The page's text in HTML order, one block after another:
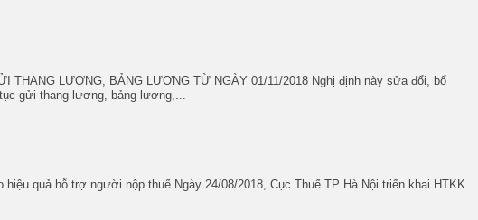
THANG LƯƠNG, BẢNG LƯƠNG TỪ NGÀY 01/11/2018 Nghị định này sửa đổi, bổ
gửi thang lương, bảng lương,...
quả hỗ trợ người nộp thuế Ngày 24/08/2018, Cục Thuế TP Hà Nội triển khai HTKK